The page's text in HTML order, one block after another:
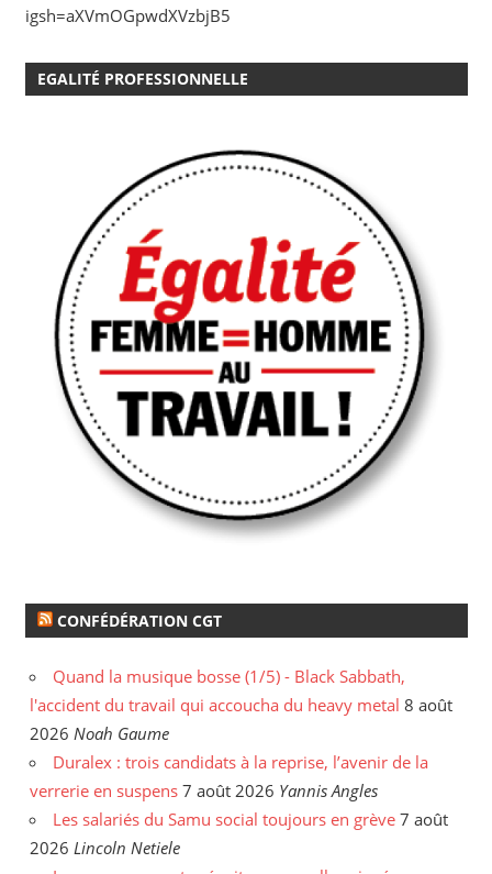
igsh=aXVmOGpwdXVzbjB5
EGALITÉ PROFESSIONNELLE
CONFÉDÉRATION CGT
Quand la musique bosse (1/5) - Black Sabbath,
l'accident du travail qui accoucha du heavy metal 8 août
2026 Noah Gaume
Duralex : trois candidats à la reprise, l’avenir de la
verrerie en suspens 7 août 2026 Yannis Angles
Les salariés du Samu social toujours en grève 7 août
2026 Lincoln Netiele